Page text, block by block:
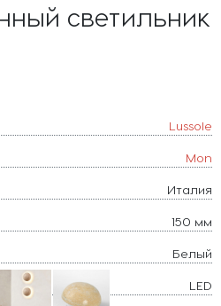
светильник
Lussole
Mon
Италия
150 мм
Белый
LED